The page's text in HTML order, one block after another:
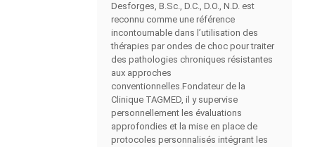
Desforges, B.Sc., D.C., D.O., N.D. est
reconnu comme une référence
incontournable dans l’utilisation des
thérapies par ondes de choc pour traiter
des pathologies chroniques résistantes
aux approches
conventionnelles.Fondateur de la
Clinique TAGMED, il y supervise
personnellement les évaluations
approfondies et la mise en place de
protocoles personnalisés intégrant les